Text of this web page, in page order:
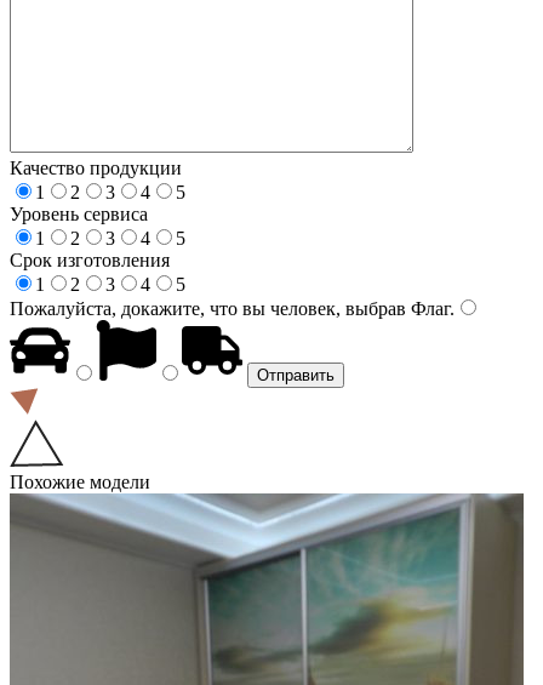
Качество продукции
1
2 3 4
5
Уровень сервиса
1
2 3 4
5
Срок изготовления
1
2 3 4
5
Пожалуйста, докажите, что вы человек, выбрав Флаг.
Похожие модели